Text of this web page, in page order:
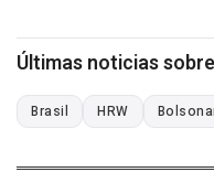
Últimas noticias
Brasil HRW